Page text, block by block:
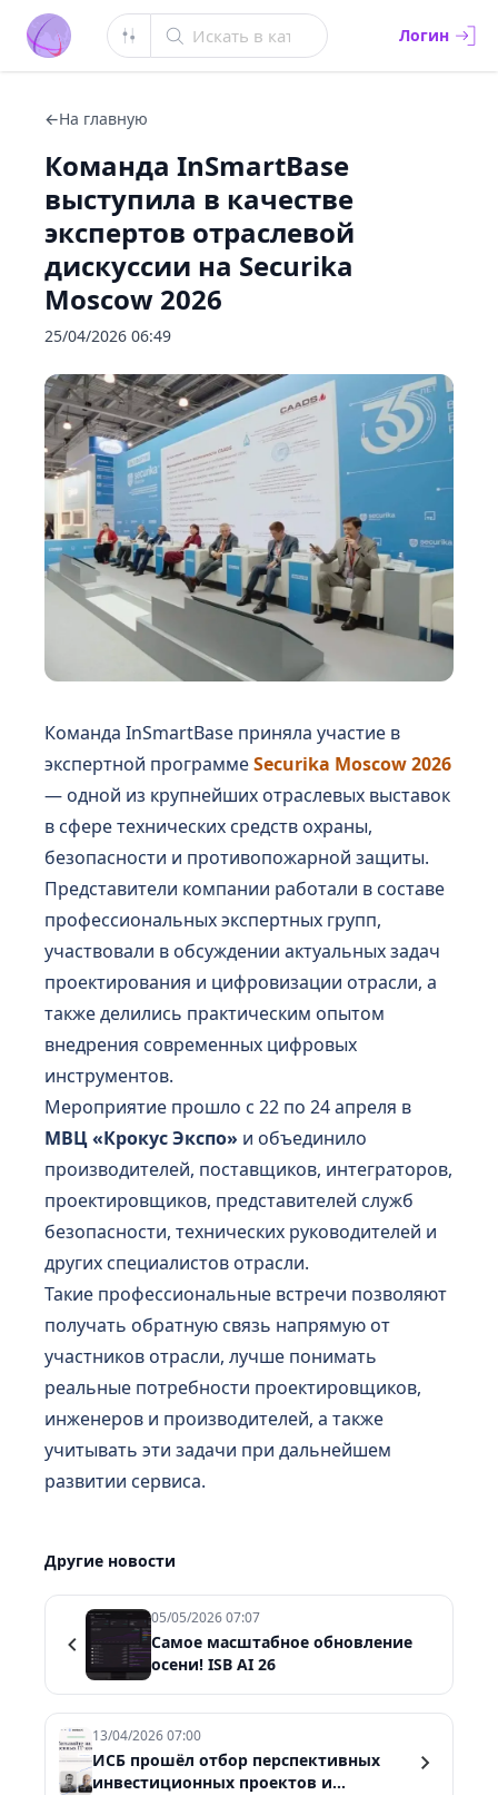
Искать в каталоге Логин
←На главную
Команда InSmartBase
выступила в качестве
экспертов отраслевой
дискуссии на Securika
Moscow 2026
25/04/2026 06:49
Команда InSmartBase приняла участие в
экспертной программеSecurika Moscow 2026
— одной из крупнейших отраслевых выставок
в сфере технических средств охраны,
безопасности и противопожарной защиты.
Представители компании работали в составе
профессиональных экспертных групп,
участвовали в обсуждении актуальных задач
проектирования и цифровизации отрасли, а
также делились практическим опытом
внедрения современных цифровых
инструментов.
Мероприятие прошло с 22 по 24 апреля в
МВЦ «Крокус Экспо» и объединило
производителей, поставщиков, интеграторов,
проектировщиков, представителей служб
безопасности, технических руководителей и
других специалистов отрасли.
Такие профессиональные встречи позволяют
получать обратную связь напрямую от
участников отрасли, лучше понимать
реальные потребности проектировщиков,
инженеров и производителей, а также
учитывать эти задачи при дальнейшем
развитии сервиса.
Другие новости
05/05/2026 07:07
Самое масштабное обновление
осени! ISB AI 26
13/04/2026 07:00
ИСБ прошёл отбор перспективных
инвестиционных проектов и